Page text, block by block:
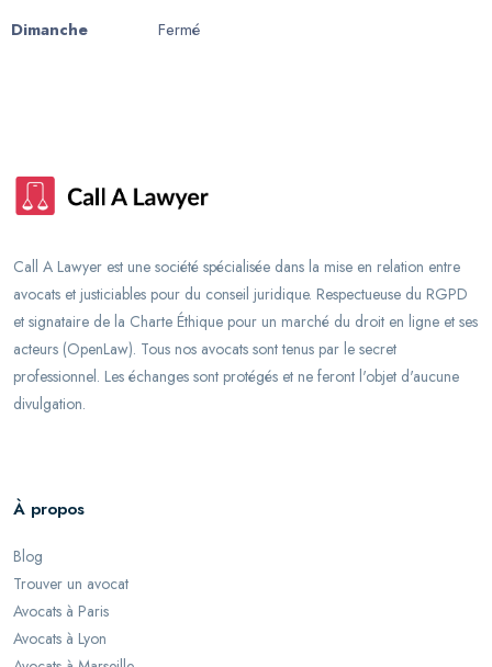
Dimanche
Fermé
Call A Lawyer est une société spécialisée dans la mise en relation entre
avocats et justiciables pour du conseil juridique. Respectueuse du RGPD
et signataire de la Charte Éthique pour un marché du droit en ligne et ses
acteurs (OpenLaw). Tous nos avocats sont tenus par le secret
professionnel. Les échanges sont protégés et ne feront l'objet d'aucune
divulgation.
À propos
Blog
Trouver un avocat
Avocats à Paris
Avocats à Lyon